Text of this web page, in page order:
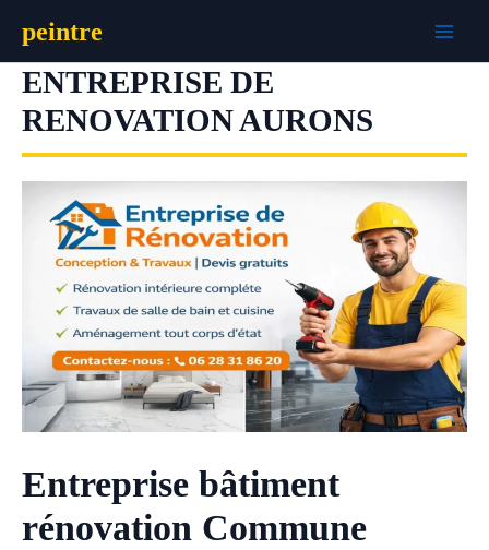
contenu
peintre
ENTREPRISE DE
RENOVATION AURONS
Entreprise bâtiment
rénovation Commune